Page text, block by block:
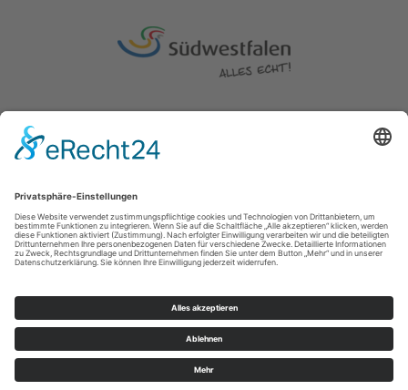
Impressum|Erklärung zur Barrierefreiheit
Kreis Soest | Der Landrat Hoher Weg 1-3 59494 Soest
Sauerland-Tourismus e.V.
Cookie-Einstellungen